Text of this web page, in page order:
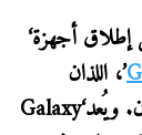
إطلاق أجهزة‘
’، اللذان
يقدمان أذكى وأرقى تجربة من‘Galaxy’حتى الآن. ويُعد‘Galaxy